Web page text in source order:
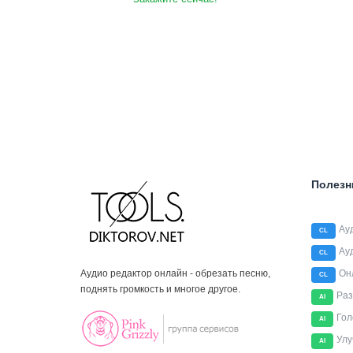
Аудио редактор онлайн - обрезать песню,
поднять громкость и многое другое.
CL
CL
CL
AI
AI
AI